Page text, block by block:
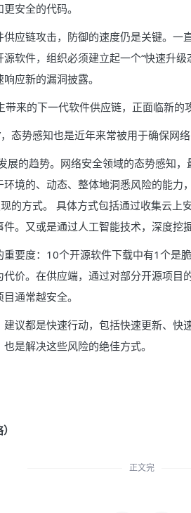
安全的代码。
应链攻击，防御的速度仍是关键。
软件，组织必须建立起一个“快速升
应新的漏洞披露。
态势感知也是近年来常被用于确保网络
展的趋势。网络安全领域的态势感知
境的、动态、整体地洞悉风险的能
的方式。 具体方式包括通过收集云
。又或是通过人工智能技术，深度挖
要度：10个开源软件下载中有1个是
价。在供应端，通过对部分开源项
通常越安全。
议都是快速行动，包括快速更新、
是解决这些风险的绝佳方式。
正文完